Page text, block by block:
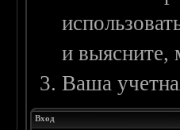
и выясните,
Ваша
Вход